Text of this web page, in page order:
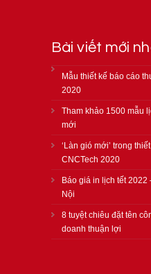
Bài viết mới
Mẫu thiết kế báo cáo
2020
Tham khảo 1500 mẫu
mới
‘Làn gió mới’ trong
CNCTech 2020
Báo giá in lịch tết 2022
Nội
8 tuyệt chiêu đặt tên
doanh thuận lợi